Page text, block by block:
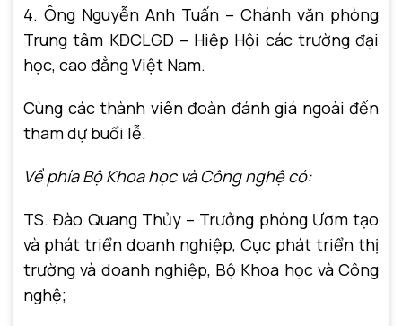
4. Ông Nguyễn Anh Tuấn – Chánh văn phòng
Trung tâm KĐCLGD – Hiệp Hội các trường đại
học, cao đẳng Việt Nam.
Cùng các thành viên đoàn đánh giá ngoài đến
tham dự buổi lễ.
Về phía Bộ Khoa học và Công nghệ có:
TS. Đào Quang Thủy – Trưởng phòng Ươm tạo
và phát triển doanh nghiệp, Cục phát triển thị
trường và doanh nghiệp, Bộ Khoa học và Công
nghệ;